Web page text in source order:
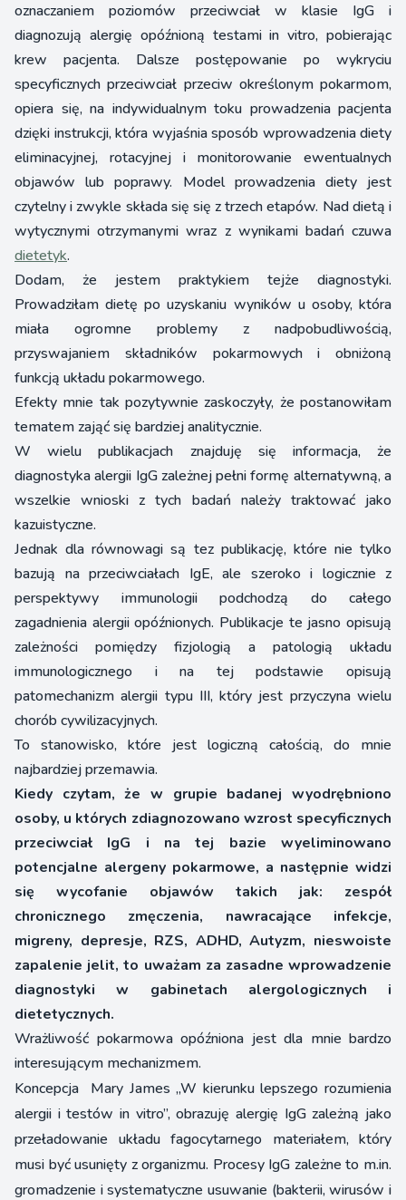
oznaczaniem poziomów przeciwciał w klasie IgG i
diagnozują alergię opóźnioną testami in vitro, pobierając
krew pacjenta. Dalsze postępowanie po wykryciu
specyficznych przeciwciał przeciw określonym pokarmom,
opiera się, na indywidualnym toku prowadzenia pacjenta
dzięki instrukcji, która wyjaśnia sposób wprowadzenia diety
eliminacyjnej, rotacyjnej i monitorowanie ewentualnych
objawów lub poprawy. Model prowadzenia diety jest
czytelny i zwykle składa się się z trzech etapów. Nad dietą i
wytycznymi otrzymanymi wraz z wynikami badań czuwa
dietetyk.
Dodam, że jestem praktykiem tejże diagnostyki.
Prowadziłam dietę po uzyskaniu wyników u osoby, która
miała ogromne problemy z nadpobudliwością,
przyswajaniem składników pokarmowych i obniżoną
funkcją układu pokarmowego.
Efekty mnie tak pozytywnie zaskoczyły, że postanowiłam
tematem zająć się bardziej analitycznie.
W wielu publikacjach znajduję się informacja, że
diagnostyka alergii IgG zależnej pełni formę alternatywną, a
wszelkie wnioski z tych badań należy traktować jako
kazuistyczne.
Jednak dla równowagi są tez publikację, które nie tylko
bazują na przeciwciałach IgE, ale szeroko i logicznie z
perspektywy immunologii podchodzą do całego
zagadnienia alergii opóźnionych. Publikacje te jasno opisują
zależności pomiędzy fizjologią a patologią układu
immunologicznego i na tej podstawie opisują
patomechanizm alergii typu III, który jest przyczyna wielu
chorób cywilizacyjnych.
To stanowisko, które jest logiczną całością, do mnie
najbardziej przemawia.
Kiedy czytam, że w grupie badanej wyodrębniono
osoby, u których zdiagnozowano wzrost specyficznych
przeciwciał IgG i na tej bazie wyeliminowano
potencjalne alergeny pokarmowe, a następnie widzi
się wycofanie objawów takich jak: zespół
chronicznego zmęczenia, nawracające infekcje,
migreny, depresje, RZS, ADHD, Autyzm, nieswoiste
zapalenie jelit, to uważam za zasadne wprowadzenie
diagnostyki w gabinetach alergologicznych i
dietetycznych.
Wrażliwość pokarmowa opóźniona jest dla mnie bardzo
interesującym mechanizmem.
Koncepcja Mary James „W kierunku lepszego rozumienia
alergii i testów in vitro”, obrazuję alergię IgG zależną jako
przeładowanie układu fagocytarnego materiałem, który
musi być usunięty z organizmu. Procesy IgG zależne to m.in.
gromadzenie i systematyczne usuwanie (bakterii, wirusów i